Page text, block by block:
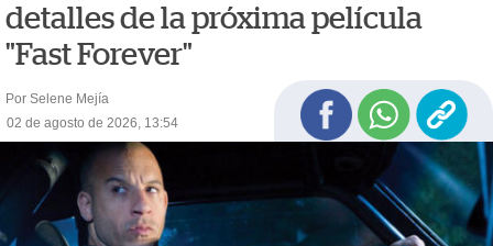
detalles de la próxima película
"Fast Forever"
Por Selene Mejía
02 de agosto de 2026, 13:54